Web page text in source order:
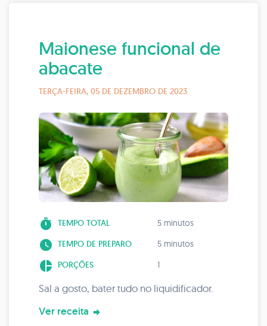
Maionese funcional de
abacate
TERÇA-FEIRA, 05 DE DEZEMBRO DE 2023
timer TEMPO TOTAL 5 minutos
watch_later TEMPO DE PREPARO 5 minutos
pie_chart PORÇÕES 1
Sal a gosto, bater tudo no liquidificador.
Ver receita